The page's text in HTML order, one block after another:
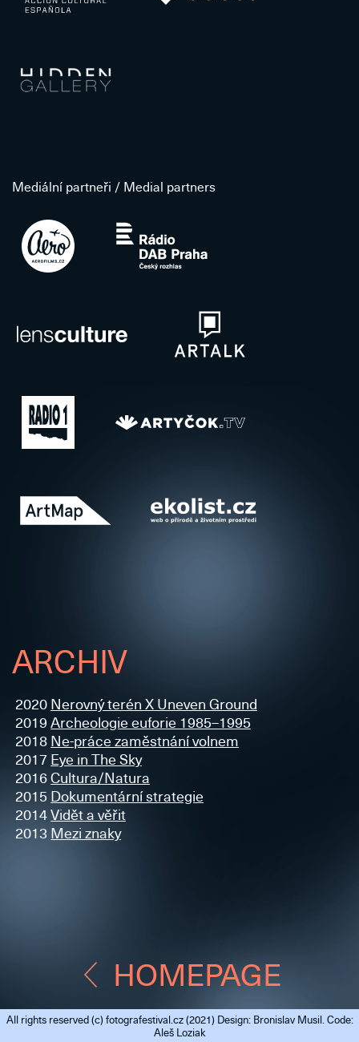
Mediální partneři / Medial partners
ARCHIV
2020 Nerovný terén X Uneven Ground
2019 Archeologie euforie 1985–1995
2018 Ne-práce zaměstnání volnem
2017 Eye in The Sky
2016Cultura/Natura
2015 Dokumentární strategie
2014Vidět a věřit
2013 Mezi znaky
HOMEPAGE
All rights reserved (c)fotografestival.cz(2021) Design: Bronislav Musil. Code:
Aleš Loziak